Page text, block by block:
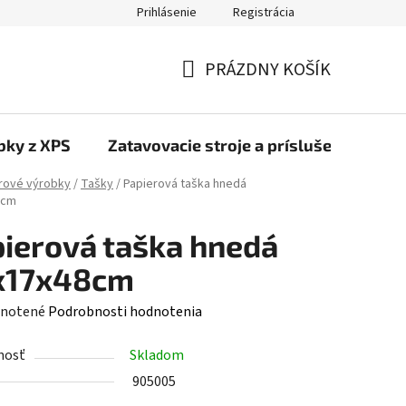
Prihlásenie Registrácia
KOŠÍK
PRÁZDNY KOŠÍK
z XPS Zatavovacie stroje a príslušenstvo
výrobky/Tašky/Papierová taška hnedá
taška hnedá
Podrobnosti hodnotenia
Skladom
905005